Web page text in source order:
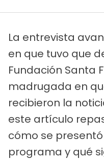
La entrevista
en que tuvo que
Fundación Santa
madrugada en
recibieron la
este artículo
cómo se
programa y qué